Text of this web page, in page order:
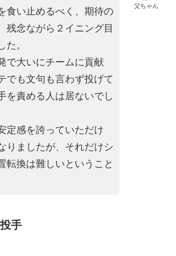
父ちゃん
食い止めるべく、期待の
残念ながら２イニング目
た。
で大いにチームに貢献
でも文句も言わず投げて
を責める人は居ないでし
定感を誇っていただけ
りましたが、それだけシ
転換は難しいということ
手